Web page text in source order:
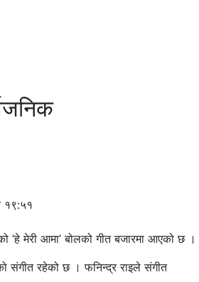
१९:५१
‘हे मेरी आमा’ बोलको गीत बजारमा आएको छ ।
संगीत रहेको छ । फनिन्द्र राइले संगीत